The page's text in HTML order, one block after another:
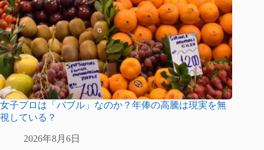
女子プロは「バブル」なのか？年俸の高騰は現実を無
視している？
2026年8月6日